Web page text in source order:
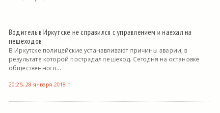
Водитель в Иркутске не справился с управлением и наехал на
пешеходов
В Иркутске полицейские устанавливают причины аварии, в
результате которой пострадал пешеход. Сегодня на остановке
общественного...
20:25, 28 января 2018 г.